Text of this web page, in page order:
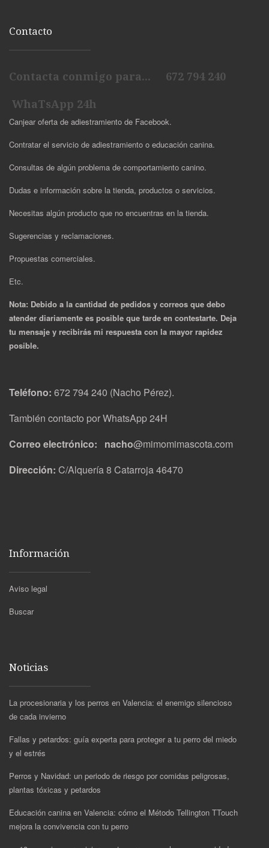
Contacto
Contacta conmigo para... 672 794 240
WhaTsApp 24h
Canjear oferta de adiestramiento de Facebook.
Contratar el servicio de adiestramiento o educación canina.
Consultas de algún problema de comportamiento canino.
Dudas e información sobre la tienda, productos o servicios.
Necesitas algún producto que no encuentras en la tienda.
Sugerencias y reclamaciones.
Propuestas comerciales.
Etc.
Nota: Debido a la cantidad de pedidos y correos que debo
atender diariamente es posible que tarde en contestarte. Deja
tu mensaje y recibirás mi respuesta con la mayor rapidez
posible.
Teléfono: 672 794 240 (Nacho Pérez).
También contacto por WhatsApp 24H
Correo electrónico: nacho@mimomimascota.com
Dirección: C/Alquería 8 Catarroja 46470
Información
Aviso legal
Buscar
Noticias
La procesionaria y los perros en Valencia: el enemigo silencioso
de cada invierno
Fallas y petardos: guía experta para proteger a tu perro del miedo
y el estrés
Perros y Navidad: un periodo de riesgo por comidas peligrosas,
plantas tóxicas y petardos
Educación canina en Valencia: cómo el Método Tellington TTouch
mejora la convivencia con tu perro